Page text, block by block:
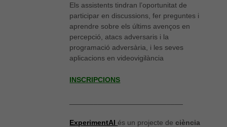
Els assistents tindran l’oportunitat de
participar en discussions, fer preguntes i
aprendre sobre els últims avenços en
percepció, atacs adversaris i la
programació adversària, i les seves
aplicacions en videovigilància
INSCRIPCIONS
ExperimentAIés un projecte de ciència